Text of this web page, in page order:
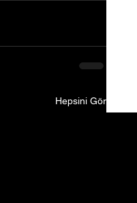
Hepsini Gör